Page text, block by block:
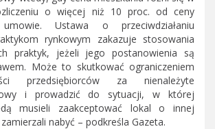
o więcej niż 10 proc. od ceny
Ustawa o przeciwdziałaniu
rynkowym zakazuje stosowania
praktyk, jeżeli jego postanowienia są
Może to skutkować ograniczeniem
przedsiębiorców za nienależyte
i prowadzić do sytuacji, w której
musieli zaakceptować lokal o innej
nabyć – podkreśla Gazeta.